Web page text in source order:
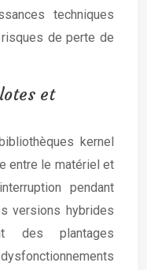
techniques
de perte de
et
kernel
entre le matériel et
pendant
versions hybrides
des plantages